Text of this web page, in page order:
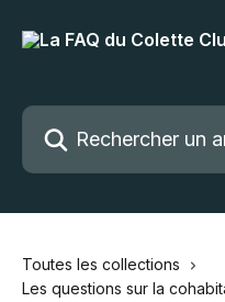
Rechercher un article...
Toutes les collections
Les questions sur la